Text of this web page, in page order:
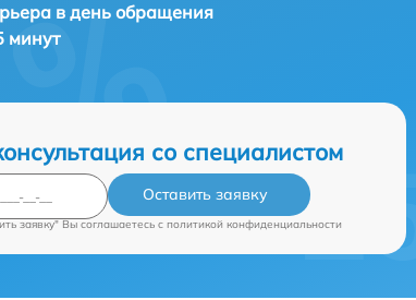
в день обращения
минут
со специалистом
Оставить заявку
заявку" Вы соглашаетесь c политикой конфиденциальности